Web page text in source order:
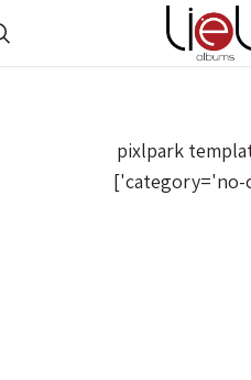
[pixlpark
category='no-